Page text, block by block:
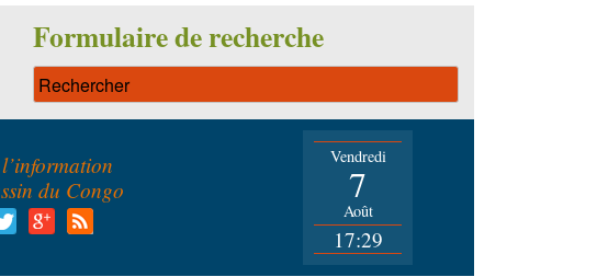
Formulaire de recherche
du Congo
Vendredi
7
Août
17:29